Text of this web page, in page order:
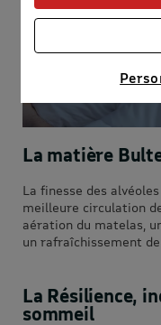
La matière
La finesse des
meilleure circulation
aération du matelas,
un rafraîchissement
La Résilience,
sommeil
Univers
partenaires des
publicités
Connaître notre